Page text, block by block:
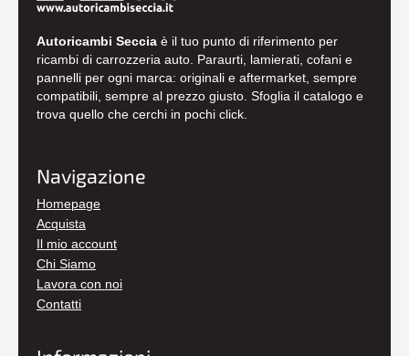
Autoricambi Seccia è il tuo punto di riferimento per
ricambi di carrozzeria auto. Paraurti, lamierati, cofani e
pannelli per ogni marca: originali e aftermarket, sempre
compatibili, sempre al prezzo giusto. Sfoglia il catalogo e
trova quello che cerchi in pochi click.
Navigazione
Homepage
Acquista
Il mio account
Chi Siamo
Lavora con noi
Contatti